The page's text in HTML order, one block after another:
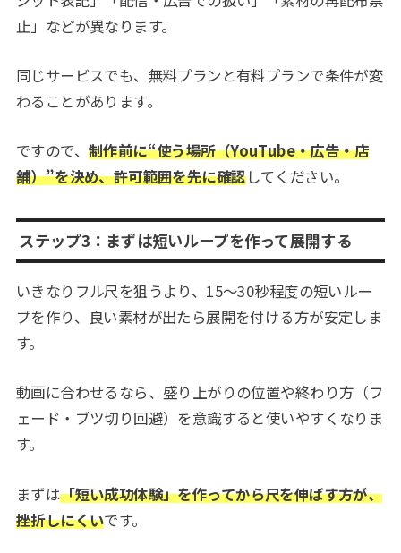
止」などが異なります。
同じサービスでも、無料プランと有料プランで条件が変
わることがあります。
ですので、 制作前に“使う場所（YouTube・広告・店
舗）”を決め、許可範囲を先に確認してください。
ステップ3：まずは短いループを作って展開する
いきなりフル尺を狙うより、15〜30秒程度の短いルー
プを作り、良い素材が出たら展開を付ける方が安定しま
す。
動画に合わせるなら、盛り上がりの位置や終わり方（フ
ェード・ブツ切り回避）を意識すると使いやすくなりま
す。
まずは「短い成功体験」を作ってから尺を伸ばす方が、
挫折しにくいです。